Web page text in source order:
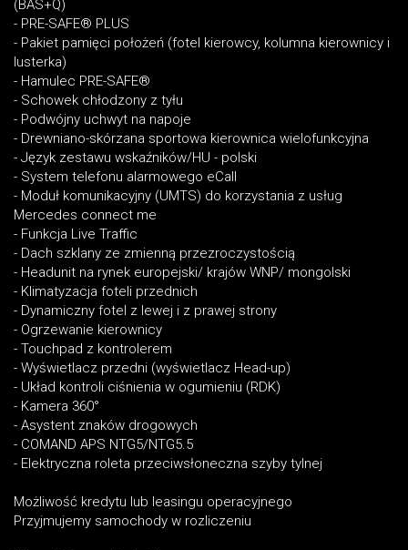
(BAS+Q)
- PRE-SAFE® PLUS
- Pakiet pamięci położeń (fotel kierowcy, kolumna kierownicy i
lusterka)
- Hamulec PRE-SAFE®
- Schowek chłodzony z tyłu
- Podwójny uchwyt na napoje
- Drewniano-skórzana sportowa kierownica wielofunkcyjna
- Język zestawu wskaźników/HU - polski
- System telefonu alarmowego eCall
- Moduł komunikacyjny (UMTS) do korzystania z usług
Mercedes connect me
- Funkcja Live Traffic
- Dach szklany ze zmienną przezroczystością
- Headunit na rynek europejski/ krajów WNP/ mongolski
- Klimatyzacja foteli przednich
- Dynamiczny fotel z lewej i z prawej strony
- Ogrzewanie kierownicy
- Touchpad z kontrolerem
- Wyświetlacz przedni (wyświetlacz Head-up)
- Układ kontroli ciśnienia w ogumieniu (RDK)
- Kamera 360°
- Asystent znaków drogowych
- COMAND APS NTG5/NTG5.5
- Elektryczna roleta przeciwsłoneczna szyby tylnej
Możliwość kredytu lub leasingu operacyjnego
Przyjmujemy samochody w rozliczeniu